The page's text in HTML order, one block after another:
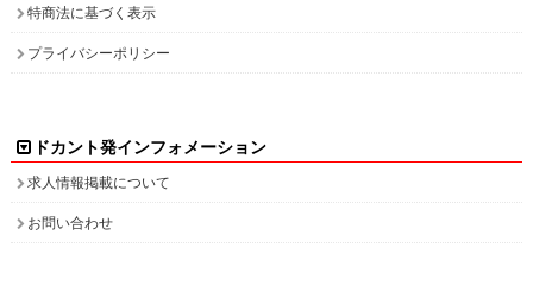
特商法に基づく表示
プライバシーポリシー
ドカント発インフォメーション
求人情報掲載について
お問い合わせ